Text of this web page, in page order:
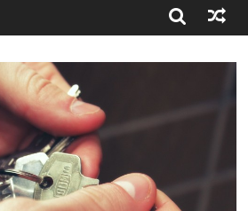
становится главным трендом